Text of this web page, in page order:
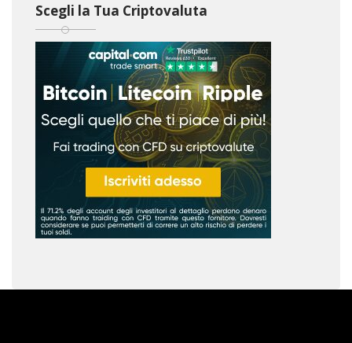
Scegli la Tua Criptovaluta